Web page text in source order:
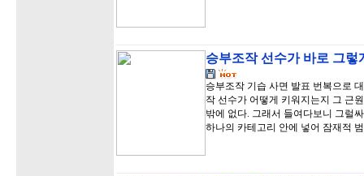
승부조작 선수가 바로 그
승부조작 기습 사면 발표 번복으로
작 선수가 어떻게 키워지는지 그 근
밖에 없다. 그래서 들여다보니 그럴
하나의 카테고리 안에 넣어 잠재적